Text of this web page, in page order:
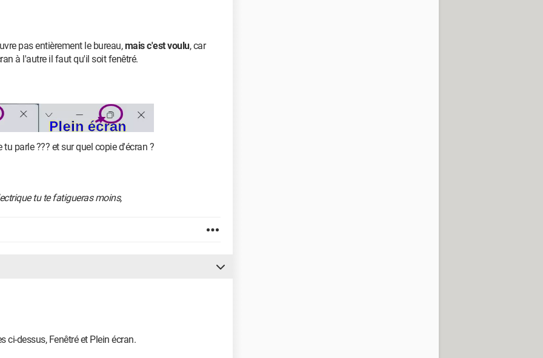
pas entièrement le bureau,mais c'est voulu, car
à l'autre il faut qu'il soit fenêtré.
parle ??? et sur quel copie d'écran ?
tu te fatigueras moins,
ci-dessus, Fenêtré et Plein écran.